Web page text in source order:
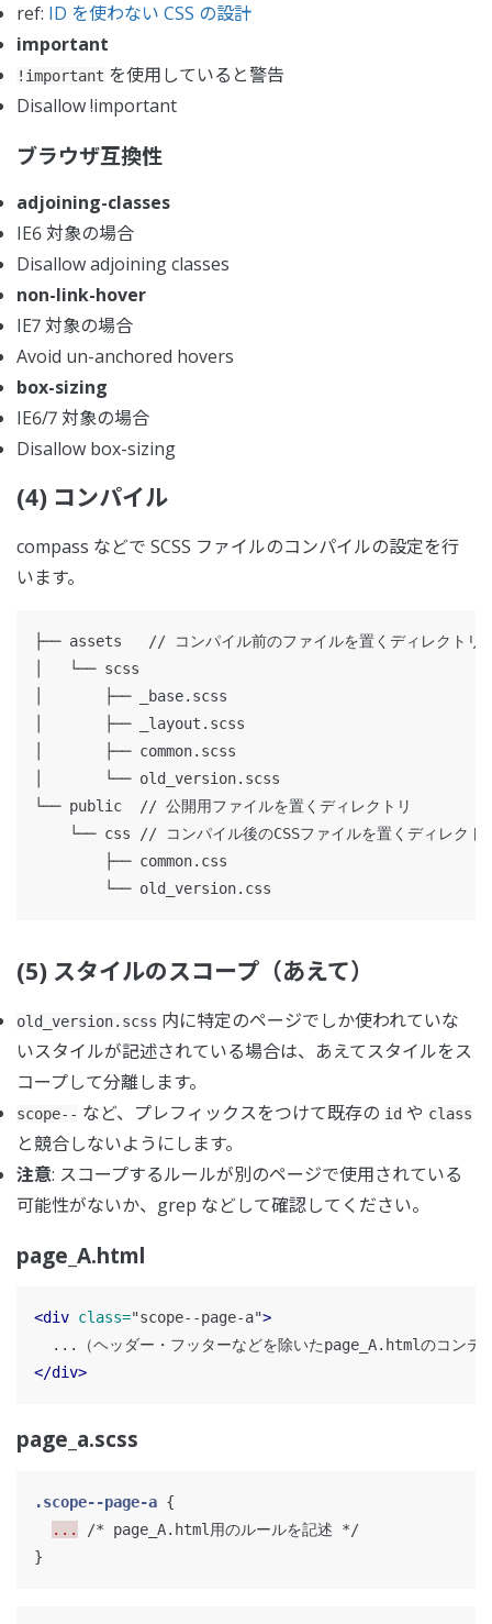
ref: ID を使わない CSS の設計
important
!important を使用していると警告
Disallow !important
ブラウザ互換性
adjoining-classes
IE6 対象の場合
Disallow adjoining classes
non-link-hover
IE7 対象の場合
Avoid un-anchored hovers
box-sizing
IE6/7 対象の場合
Disallow box-sizing
(4) コンパイル
compass などで SCSS ファイルのコンパイルの設定を行
います。
├── assets   // コンパイル前のファイルを置くディレクトリ
│   └── scss
│       ├── _base.scss
│       ├── _layout.scss
│       ├── common.scss
│       └── old_version.scss
└── public  // 公開用ファイルを置くディレクトリ
└── css // コンパイル後のCSSファイルを置くディレクト
        ├── common.css
(5) スタイルのスコープ（あえて）
old_version.scss 内に特定のページでしか使われていな
いスタイルが記述されている場合は、あえてスタイルをス
コープして分離します。
scope-- など、プレフィックスをつけて既存の id や class
と競合しないようにします。
注意: スコープするルールが別のページで使用されている
可能性がないか、grep などして確認してください。
page_A.html
<div class="scope--page-a">
</div>
page_a.scss
.scope--page-a {
...
/* page_A.html用のルールを記述 */
}